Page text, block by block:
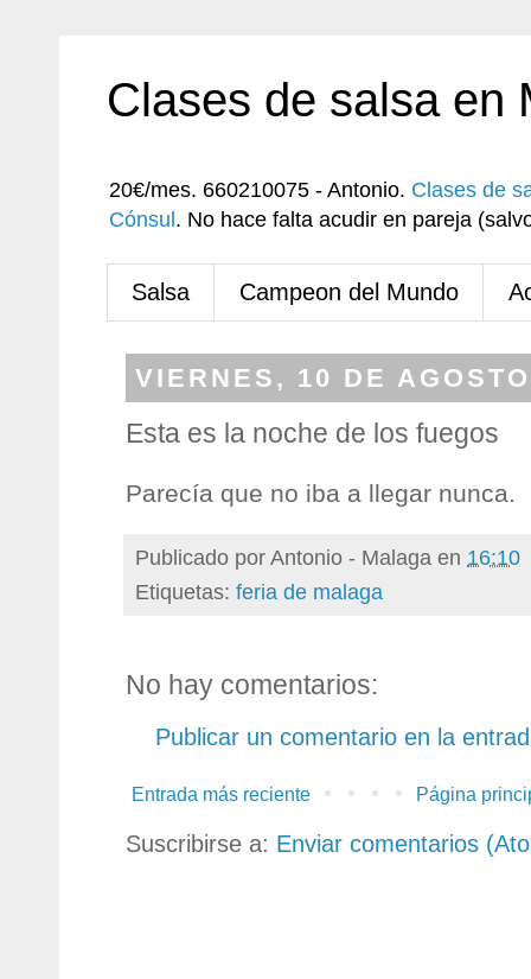
Clases de salsa en
20€/mes. 660210075 - Antonio. Clases de
Cónsul . No hace falta acudir en pareja
Salsa Campeon del Mundo
VIERNES, 10 DE
Esta es la noche de los fuegos
Parecía que no iba a llegar nunca.
Publicado porAntonio - Malaga en 16:10
Etiquetas: feria de malaga
No hay comentarios:
Publicar un comentario en la
Entrada más reciente Página
Suscribirse a: Enviar comentarios